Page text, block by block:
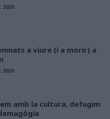
2026
a viure (i a morir) a
2026
amb la cultura, defugim